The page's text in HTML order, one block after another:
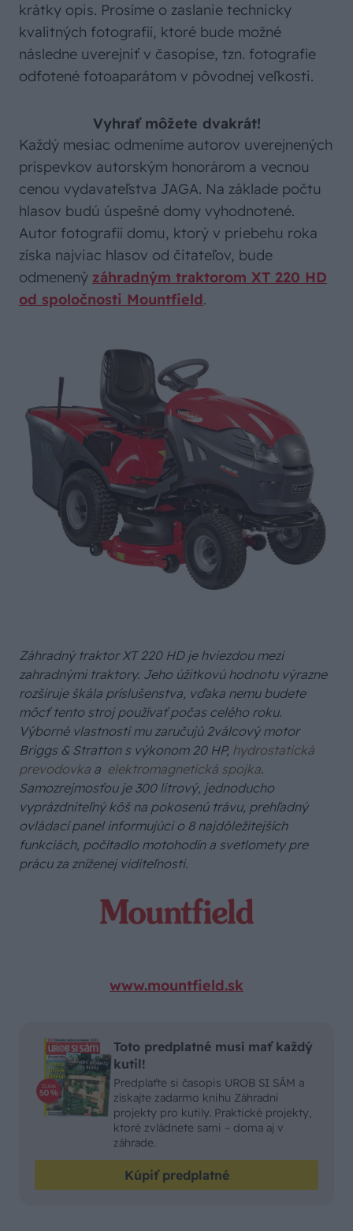
krátky opis. Prosíme o zaslanie technicky
kvalitných fotografií, ktoré bude možné
následne uverejniť v časopise, tzn. fotografie
odfotené fotoaparátom v pôvodnej veľkosti.
Vyhrať môžete dvakrát!
Každý mesiac odmeníme autorov uverejnených
príspevkov autorským honorárom a vecnou
cenou vydavateľstva JAGA. Na základe počtu
hlasov budú úspešné domy vyhodnotené.
Autor fotografií domu, ktorý v priebehu roka
získa najviac hlasov od čitateľov, bude
odmenený záhradným traktorom XT 220 HD
od spoločnosti Mountfield.
Záhradný traktor XT 220 HD je hviezdou mezi
zahradnými traktory. Jeho úžitkovú hodnotu výrazne
rozširuje škála príslušenstva, vďaka nemu budete
môcť tento stroj používať počas celého roku.
Výborné vlastnosti mu zaručujú 2válcový motor
Briggs & Stratton s výkonom 20 HP, hydrostatická
prevodovka a elektromagnetická spojka.
Samozrejmosťou je 300 litrový, jednoducho
vyprázdniteľný kôš na pokosenú trávu, prehľadný
ovládací panel informujúci o 8 najdôležitejších
funkciách, počítadlo motohodín a svetlomety pre
prácu za zníženej viditeľnosti.
www.mountfield.sk
Toto predplatné musí mať každý
kutil!
Predplaťte si časopis UROB SI SÁM a
získajte zadarmo knihu Záhradní
projekty pro kutily. Praktické projekty,
ktoré zvládnete sami – doma aj v
záhrade.
Kúpiť predplatné